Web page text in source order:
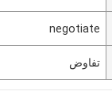
negotiate
تفاوض